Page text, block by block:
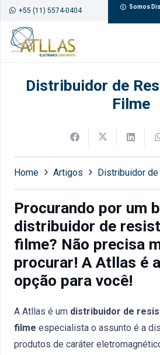
+55 (11) 5574-0404
Somos
Distribuidor de
Filme
Home Artigos Distribuidor
Procurando por um
distribuidor de
filme? Não precisa
procurar! A Atllas é
opção para você!
A Atllas é um distribuidor de
filme especialista o assunto é a
produtos de caráter